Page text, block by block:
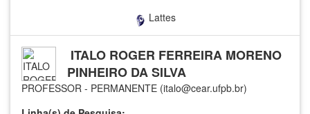
Lattes
ITALO ROGER FERREIRA MORENO
PINHEIRO DA SILVA
PROFESSOR - PERMANENTE (italo@cear.ufpb.br)